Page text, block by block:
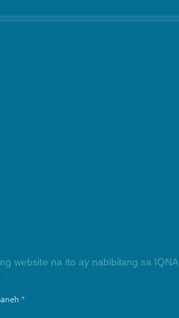
website na ito ay nabibilang sa IQNA
"